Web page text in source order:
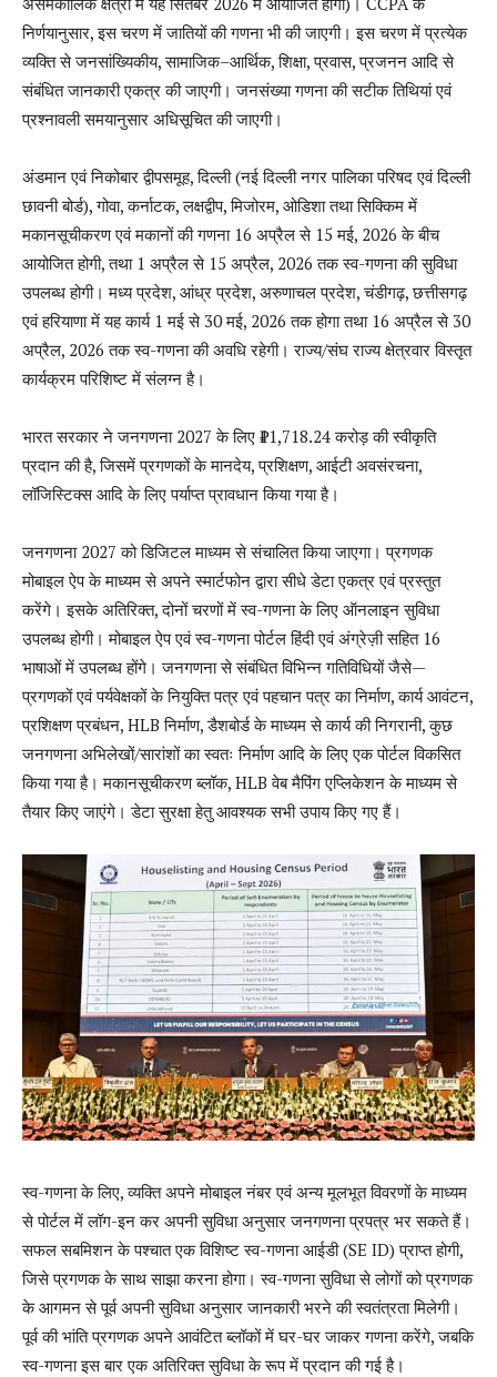
निर्णयानुसार,इस चरण में जातियों की गणना भी की जाएगी। इस चरण में प्रत्येक
व्यक्ति से जनसांख्यिकीय,सामाजिक–आर्थिक,शिक्षा,प्रवास,प्रजनन आदि से
संबंधित जानकारी एकत्र की जाएगी। जनसंख्या गणना की सटीक तिथियां एवं
प्रश्नावली समयानुसार अधिसूचित की जाएगी।
अंडमान एवं निकोबार द्वीपसमूह, दिल्ली (नई दिल्ली नगर पालिका परिषद एवं दिल्ली
छावनी बोर्ड), गोवा, कर्नाटक, लक्षद्वीप, मिजोरम, ओडिशा तथा सिक्किम में
मकानसूचीकरण एवं मकानों की गणना 16 अप्रैल से 15 मई, 2026 के बीच
आयोजित होगी, तथा 1 अप्रैल से 15 अप्रैल, 2026 तक स्व-गणना की सुविधा
उपलब्ध होगी। मध्य प्रदेश, आंध्र प्रदेश, अरुणाचल प्रदेश, चंडीगढ़, छत्तीसगढ़
एवं हरियाणा में यह कार्य 1 मई से 30 मई, 2026 तक होगा तथा 16 अप्रैल से 30
अप्रैल, 2026 तक स्व-गणना की अवधि रहेगी। राज्य/संघ राज्य क्षेत्रवार विस्तृत
कार्यक्रम परिशिष्ट में संलग्न है।
भारत सरकार ने जनगणना 2027 के लिए ₹11,718.24 करोड़ की स्वीकृति
प्रदान की है, जिसमें प्रगणकों के मानदेय, प्रशिक्षण, आईटी अवसंरचना,
लॉजिस्टिक्स आदि के लिए पर्याप्त प्रावधान किया गया है।
जनगणना 2027 को डिजिटल माध्यम से संचालित किया जाएगा। प्रगणक
मोबाइल ऐप के माध्यम से अपने स्मार्टफोन द्वारा सीधे डेटा एकत्र एवं प्रस्तुत
करेंगे। इसके अतिरिक्त, दोनों चरणों में स्व-गणना के लिए ऑनलाइन सुविधा
उपलब्ध होगी। मोबाइल ऐप एवं स्व-गणना पोर्टल हिंदी एवं अंग्रेज़ी सहित 16
भाषाओं में उपलब्ध होंगे। जनगणना से संबंधित विभिन्न गतिविधियों जैसे—
प्रगणकों एवं पर्यवेक्षकों के नियुक्ति पत्र एवं पहचान पत्र का निर्माण, कार्य आवंटन,
प्रशिक्षण प्रबंधन, HLB निर्माण, डैशबोर्ड के माध्यम से कार्य की निगरानी, कुछ
जनगणना अभिलेखों/सारांशों का स्वतः निर्माण आदि के लिए एक पोर्टल विकसित
किया गया है। मकानसूचीकरण ब्लॉक, HLB वेब मैपिंग एप्लिकेशन के माध्यम से
तैयार किए जाएंगे। डेटा सुरक्षा हेतु आवश्यक सभी उपाय किए गए हैं।
स्व-गणना के लिए, व्यक्ति अपने मोबाइल नंबर एवं अन्य मूलभूत विवरणों के माध्यम
से पोर्टल में लॉग-इन कर अपनी सुविधा अनुसार जनगणना प्रपत्र भर सकते हैं।
सफल सबमिशन के पश्चात एक विशिष्ट स्व-गणना आईडी (SE ID) प्राप्त होगी,
जिसे प्रगणक के साथ साझा करना होगा। स्व-गणना सुविधा से लोगों को प्रगणक
के आगमन से पूर्व अपनी सुविधा अनुसार जानकारी भरने की स्वतंत्रता मिलेगी।
पूर्व की भांति प्रगणक अपने आवंटित ब्लॉकों में घर-घर जाकर गणना करेंगे, जबकि
स्व-गणना इस बार एक अतिरिक्त सुविधा के रूप में प्रदान की गई है।